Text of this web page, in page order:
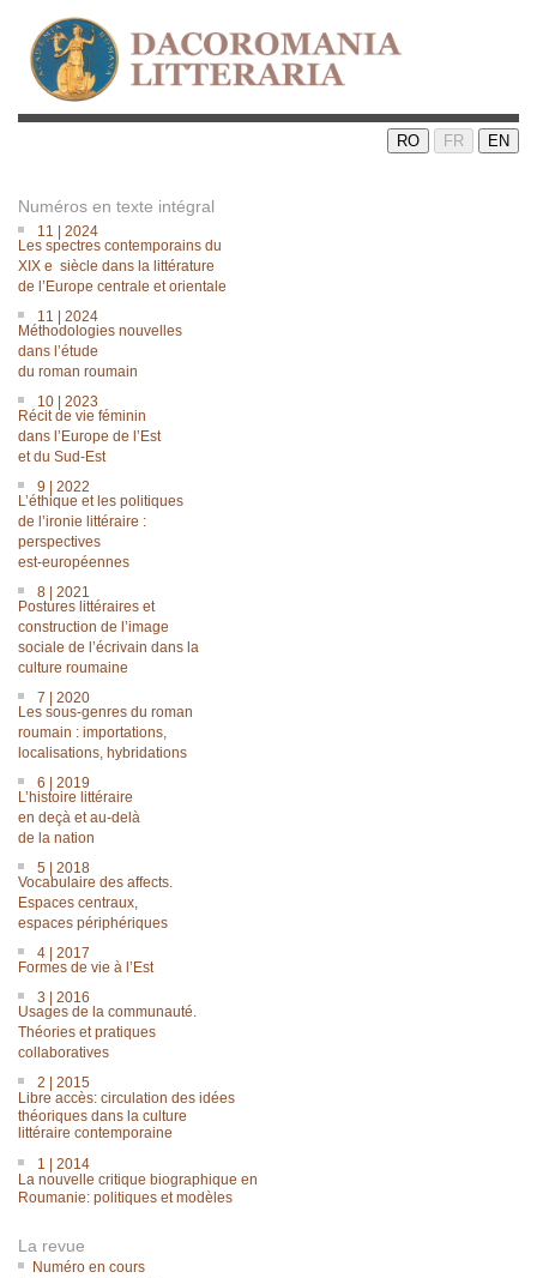
RO FR EN
Numéros en texte intégral
11 | 2024
Les spectres contemporains du
XIX e siècle dans la littérature
de lʼEurope centrale et orientale
11 | 2024
Méthodologies nouvelles
dans lʼétude
du roman roumain
10 | 2023
Récit de vie féminin
dans l’Europe de l’Est
et du Sud-Est
9 | 2022
L’éthique et les politiques
de l’ironie littéraire :
perspectives
est-européennes
8 | 2021
Postures littéraires et
construction de l’image
sociale de l’écrivain dans la
culture roumaine
7 | 2020
Les sous-genres du roman
roumain : importations,
localisations, hybridations
6 | 2019
L’histoire littéraire
en deçà et au-delà
de la nation
5 | 2018
Vocabulaire des affects.
Espaces centraux,
espaces périphériques
4 | 2017
Formes de vie à l’Est
3 | 2016
Usages de la communauté.
Théories et pratiques
collaboratives
2 | 2015
Libre accès: circulation des idées
théoriques dans la culture
littéraire contemporaine
1 | 2014
La nouvelle critique biographique en
Roumanie: politiques et modèles
La revue
Numéro en cours